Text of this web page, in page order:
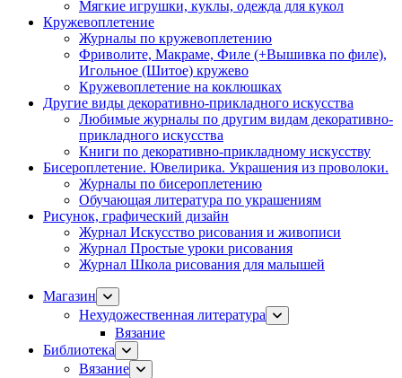
Мягкие игрушки, куклы, одежда для кукол
Кружевоплетение
Журналы по кружевоплетению
Фриволите, Макраме, Филе (+Вышивка по филе),
Игольное (Шитое) кружево
Кружевоплетение на коклюшках
Другие виды декоративно-прикладного искусства
Любимые журналы по другим видам декоративно-
прикладного искусства
Книги по декоративно-прикладному искусству
Бисероплетение. Ювелирика. Украшения из проволоки.
Журналы по бисероплетению
Обучающая литература по украшениям
Рисунок, графический дизайн
Журнал Искусство рисования и живописи
Журнал Простые уроки рисования
Журнал Школа рисования для малышей
Магазин
Нехудожественная литература
Вязание
Библиотека
Вязание